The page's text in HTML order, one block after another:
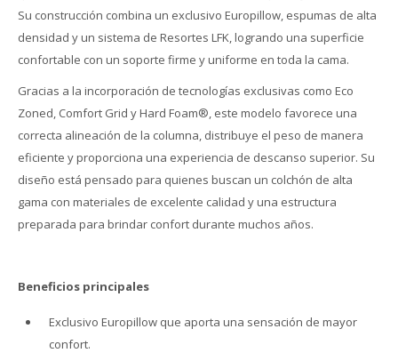
Su construcción combina un exclusivo Europillow, espumas de alta
densidad y un sistema de Resortes LFK, logrando una superficie
confortable con un soporte firme y uniforme en toda la cama.
Gracias a la incorporación de tecnologías exclusivas como Eco
Zoned, Comfort Grid y Hard Foam®, este modelo favorece una
correcta alineación de la columna, distribuye el peso de manera
eficiente y proporciona una experiencia de descanso superior. Su
diseño está pensado para quienes buscan un colchón de alta
gama con materiales de excelente calidad y una estructura
preparada para brindar confort durante muchos años.
Beneficios principales
Exclusivo Europillow que aporta una sensación de mayor
confort.